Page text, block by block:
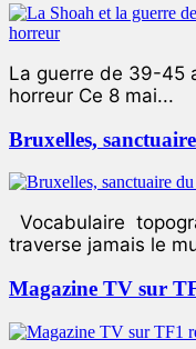
La guerre de 39-45
horreur Ce 8 mai...
Bruxelles,
Vocabulaire
traverse jamais le
Magazine TV sur